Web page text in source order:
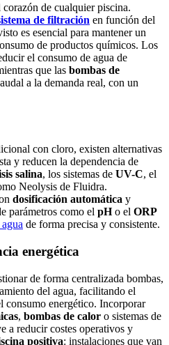
corazón de cualquier piscina.
de filtración en función del
es esencial para mantener un
de productos químicos. Los
el consumo de agua de
que las bombas de
a la demanda real, con un
con cloro, existen alternativas
y reducen la dependencia de
salina, los sistemas de UV-C, el
Neolysis de Fluidra.
dosificación automática y
parámetros como el pHo el ORP
de forma precisa y consistente.
energética
de forma centralizada bombas,
del agua, facilitando el
consumo energético. Incorporar
, bombas de calor o sistemas de
a reducir costes operativos y
positiva: instalaciones que van